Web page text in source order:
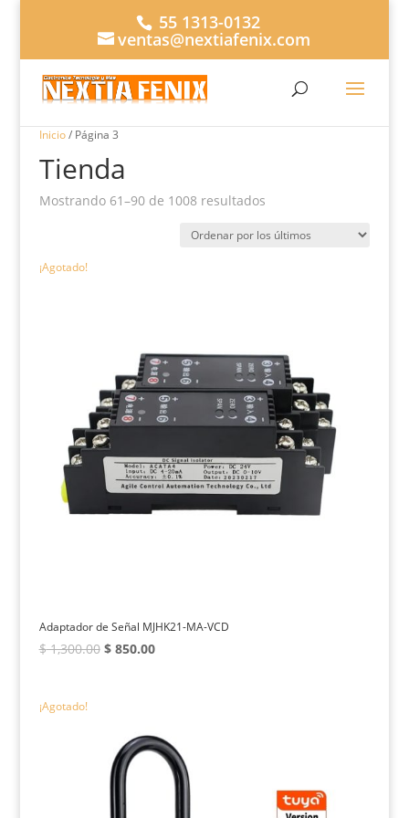
55 1313-0132
ventas@nextiafenix.com
Inicio/ Página 3
Tienda
Mostrando 61–90 de 1008 resultadosOrdenado
los
¡Agotado!
Adaptador de Señal MJHK21-MA-VCD
$1,300.00 El
$ 1,300.00.
$850.00El
$ 850.00.
¡Agotado!